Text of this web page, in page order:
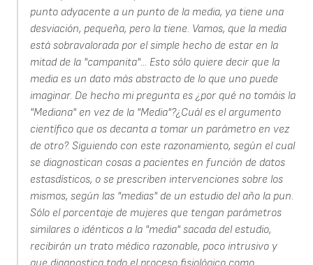
punto adyacente a un punto de la media, ya tiene una
desviación, pequeña, pero la tiene. Vamos, que la media
está sobravalorada por el simple hecho de estar en la
mitad de la "campanita"... Esto sólo quiere decir que la
media es un dato más abstracto de lo que uno puede
imaginar. De hecho mi pregunta es ¿por qué no tomáis la
"Mediana" en vez de la "Media"?¿Cuál es el argumento
científico que os decanta a tomar un parámetro en vez
de otro?. Siguiendo con este razonamiento, según el cual
se diagnostican cosas a pacientes en función de datos
estasdísticos, o se prescriben intervenciones sobre los
mismos, según las "medias" de un estudio del año la pun.
Sólo el porcentaje de mujeres que tengan parámetros
similares o idénticos a la "media" sacada del estudio,
recibirán un trato médico razonable, poco intrusivo y